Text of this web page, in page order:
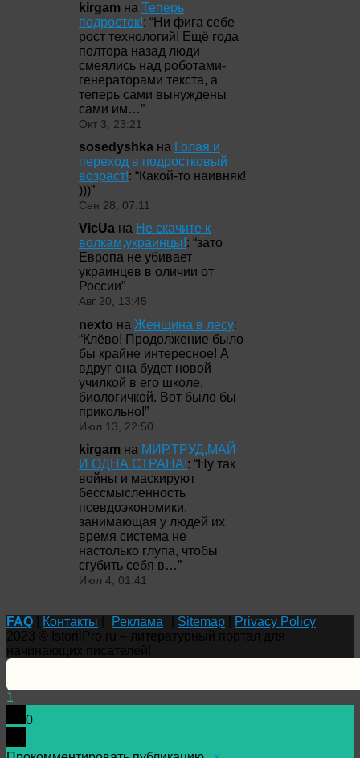
kirgam на Теперь
подросток!: “Ни фига себе
рост технологий! Ещё года
полтора назад люди
смеялись над роботами-
генераторами текста, а
теперь сами вынуждены
сами им…”
Окт 3, 23:21
sosedyshka на Голая и
переход в подростковый
возраст!: “Какой-то наивняк!
)))”
Сен 28, 07:11
VicUa на Не скачите к
волкам,украинцы!: “зато
Европа не убивает
украинцев в оличии от
России”
Авг 20, 13:45
nexto на Женщина в лесу:
“Клёво! Продолжение было
бы крайне интересное! А
вдруг она будет новой
училкой в его школе,
биологичкой. Вот было бы
прикольно!”
Июл 13, 22:50
kirgam на МИР,ТРУД,МАЙ
И ОДНА СТРАНА!: “Ну так
войны и маскируют
бессмысленность
псевдоэкономики,
занимающая у людей их
время система не
настолько глупа, чтобы
сгубить себя в…”
Июл 4, 01:41
FAQ Контакты Реклама Sitemap
Privacy Policy
1
0